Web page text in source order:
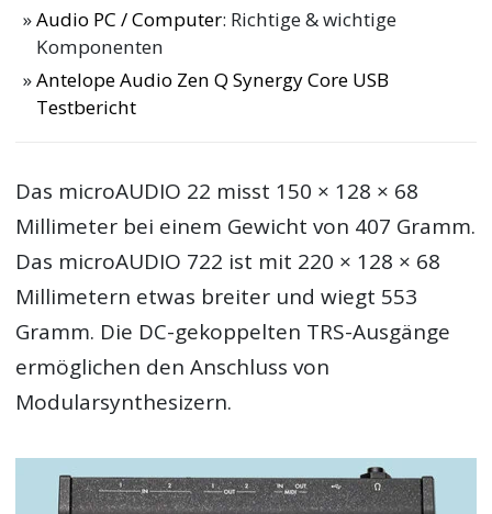
Audio PC / Computer: Richtige & wichtige
Komponenten
Antelope Audio Zen Q Synergy Core USB
Testbericht
Das microAUDIO 22 misst 150 × 128 × 68
Millimeter bei einem Gewicht von 407 Gramm.
Das microAUDIO 722 ist mit 220 × 128 × 68
Millimetern etwas breiter und wiegt 553
Gramm. Die DC-gekoppelten TRS-Ausgänge
ermöglichen den Anschluss von
Modularsynthesizern.